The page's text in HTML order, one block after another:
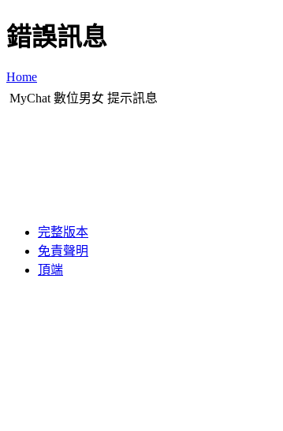
錯誤訊息
Home
MyChat 數位男女 提示訊息
完整版本
免責聲明
頂端